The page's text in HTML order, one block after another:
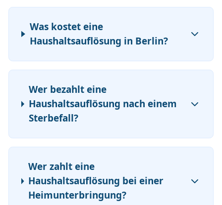
Was kostet eine
Haushaltsauflösung in Berlin?
Wer bezahlt eine
Haushaltsauflösung nach einem
Sterbefall?
Wer zahlt eine
Haushaltsauflösung bei einer
Heimunterbringung?